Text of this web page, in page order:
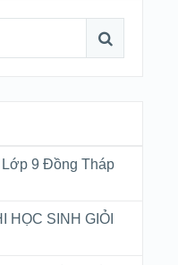
9 Đồng Tháp
HỌC SINH GIỎI